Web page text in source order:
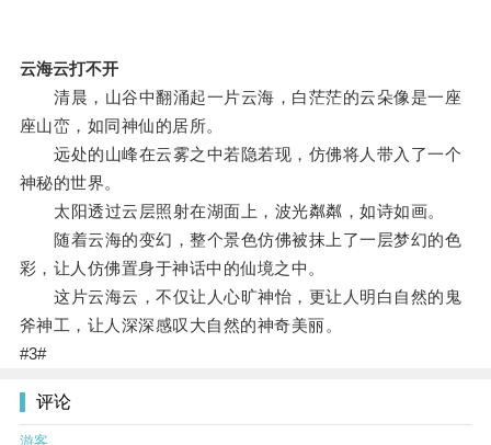
云海云打不开
清晨，山谷中翻涌起一片云海，白茫茫的云朵像是一座
座山峦，如同神仙的居所。
远处的山峰在云雾之中若隐若现，仿佛将人带入了一个
神秘的世界。
太阳透过云层照射在湖面上，波光粼粼，如诗如画。
随着云海的变幻，整个景色仿佛被抹上了一层梦幻的色
彩，让人仿佛置身于神话中的仙境之中。
这片云海云，不仅让人心旷神怡，更让人明白自然的鬼
斧神工，让人深深感叹大自然的神奇美丽。
#3#
评论
游客